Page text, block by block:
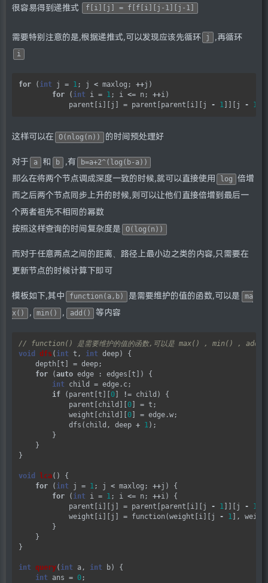
很容易得到递推式 f[i][j] = f[f[i][j-1][j-1]
需要特别注意的是,根据递推式,可以发现应该先循环 j ,再循环
i
for ( int j = 1; j < maxlog; ++j)
for ( int i = 1; i <= n; ++i)
            parent[i][j]
= parent[parent[i][j - 1 ]][j - 1
这样可以在 O(nlog(n)) 的时间预处理好
对于 a 和 b ,有 b=a+2^(log(b-a))
那么在将两个节点调成深度一致的时候,就可以直接使用 log
倍增
而之后两个节点同步上升的时候,则可以让他们直接倍增到最后一
个两者祖先不相同的幂数
按照这样查询的时间复杂度是
O(log(n))
而对于任意两点之间的距离、路径上最小边之类的内容,只需要在
更新节点的时候计算下即可
模板如下,其中 function(a,b) 是需要维护的值的函数,可以是
ma
x()
, min() , add() 等内容
void dfs ( int t, int deep) {
    depth[t]
= deep;
for (auto edge : edges[t]) {
int child = edge.c;
if (parent[t][ 0 != child) {
            parent[child][
0 = t;
            weight[child][
0 = edge.w;
            dfs(child, deep
+ 1);
        }
    }
}
void lca() {
for ( int j = 1; j < maxlog; ++j) {
for ( int i = 1; i <= n; ++i) {
            parent[i][j]
= parent[parent[i][j - 1 ]][j - 1
            weight[i][j]
= function(weight[i][j - 1 ],
        }
    }
}
int query( int a, int b) {
int ans = 0;